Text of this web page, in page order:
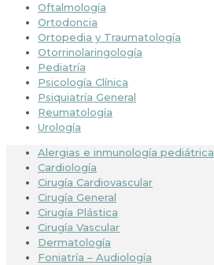
Oftalmología
Ortodoncia
Ortopedia y Traumatología
Otorrinolaringología
Pediatría
Psicología Clínica
Psiquiatría General
Reumatología
Urología
Alergias e inmunología pediátrica
Cardiología
Cirugía Cardiovascular
Cirugía General
Cirugía Plástica
Cirugía Vascular
Dermatología
Foniatría – Audiología